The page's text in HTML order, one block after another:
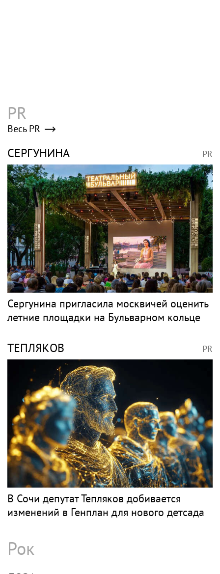
Глеб Самойлов вызвал
обеспокоенность после
концерта в Москве
"Организм начал
сдавать": Волочкова
раскрыла причину
отсутствия фотографий
со шпагатами
Корейский
исполнитель песен Цоя
Сон Вон Соп захотел
пожить в Нижнем
Новгороде
Юрий Лоза: "Нету
никакого космоса. Все
снимки из космоса —
это фейки"
Авто в России и
мире
PR
Весь PR
СЕРГУНИНА PR